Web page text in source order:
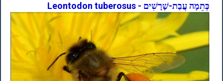
כְּתֵמָה עֲבַת-שָׁרָשִׁים - Leontodon tuberosus